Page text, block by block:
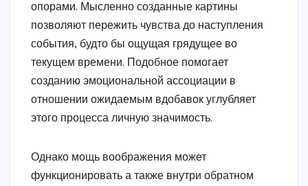
опорами. Мысленно созданные картины
позволяют пережить чувства до наступления
события, будто бы ощущая грядущее во
текущем времени. Подобное помогает
созданию эмоциональной ассоциации в
отношении ожидаемым вдобавок углубляет
этого процесса личную значимость.
Однако мощь воображения может
функционировать а также внутри обратном